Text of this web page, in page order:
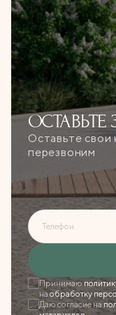
ОСТАВЬТЕ
Оставьте свои
перезвоним
Телефон
Принимаю
наобработку
Даю согласие на
Ошибка при
Форма появится
Закрыть